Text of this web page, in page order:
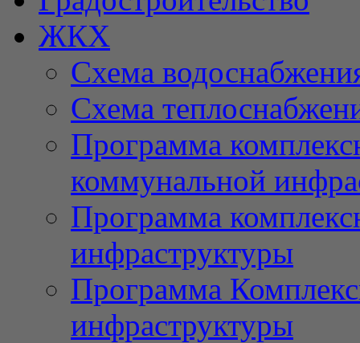
ЖКХ
Схема
Схема
Программа
коммунальной
Программа
инфраструктуры
Программа
инфраструктуры